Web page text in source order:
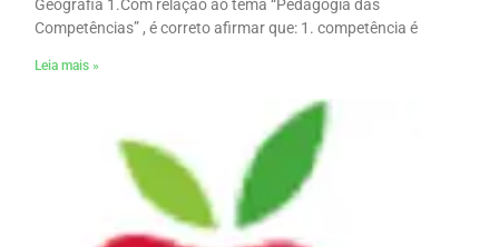
Geografia 1.Com relação ao tema “Pedagogia das
Competências” , é correto afirmar que: 1. competência é
Leia mais »